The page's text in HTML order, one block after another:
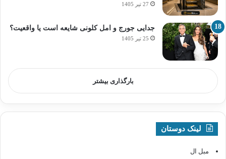
27 تیر 1405
جدایی جورج و امل کلونی شایعه است یا واقعیت؟
25 تیر 1405
بارگذاری بیشتر
لینک دوستان
مبل ال